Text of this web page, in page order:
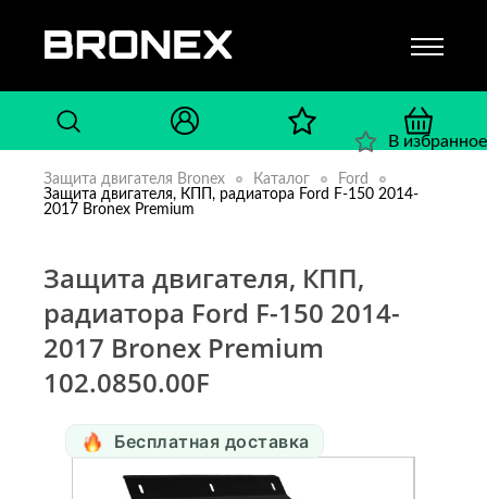
Защита двигателя Bronex Каталог
Ford
Защита двигателя, КПП, радиатора Ford F-150 2014-
2017 Bronex Premium
Защита двигателя, КПП,
радиатора Ford F-150 2014-
2017 Bronex Premium
102.0850.00F
Бесплатная доставка
В избранное